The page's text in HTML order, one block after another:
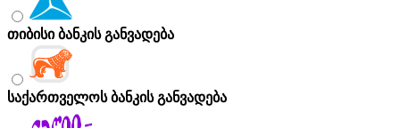
თიბისი ბანკის განვადება
საქართველოს ბანკის განვადება